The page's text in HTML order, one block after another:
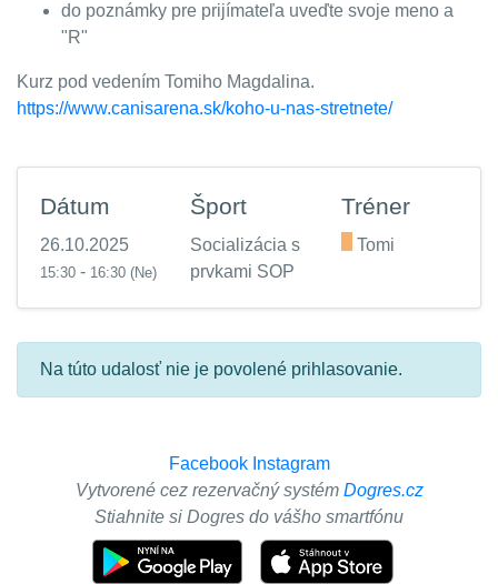
do poznámky pre prijímateľa uveďte svoje meno a
"R"
Kurz pod vedením Tomiho Magdalina.
https://www.canisarena.sk/koho-u-nas-stretnete/
Dátum
26.10.2025
15:30 - 16:30 (Ne)
Šport
Socializácia s
prvkami SOP
Tréner
Tomi
Na túto udalosť nie je povolené prihlasovanie.
Facebook Instagram
Vytvorené cez rezervačný systém Dogres.cz
Stiahnite si Dogres do vášho smartfónu